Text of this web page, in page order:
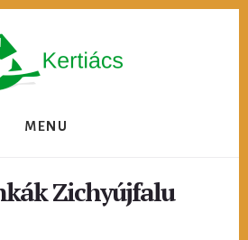
MENU
Zichyújfalu